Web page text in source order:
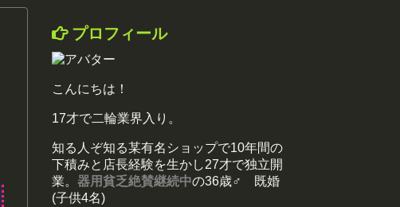
プロフィール
こんにちは！
17才で二輪業界入り。
知る人ぞ知る某有名ショップで10年間の
下積みと店長経験を生かし27才で独立開
業。 器用貧乏絶賛継続中の36歳♂ 既婚
(子供4名)